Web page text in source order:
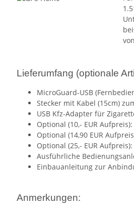
Lieferumfang (optionale
MicroGuard-USB
Stecker mit Kabel (15cm)
USB Kfz-Adapter für
Optional (10,- EUR Aufpreis):
Optional (14,90 EUR
Optional (25,- EUR Aufpreis):
Ausführliche
Einbauanleitung zur
Anmerkungen: